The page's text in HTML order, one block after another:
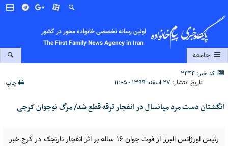
اولین رسانه تخصصی خانواده محور در کشور
The First Family News Agency in Iran
جامعه
کد خبر: 2444
تاریخ انتشار: ۲۷ اسفند ۱۳۹۹ - ۱۱:۰۵ چاپ
انگشتان دست مرد میانسال در انفجار ترقه قطع شد/ مرگ نوجوان کرجی
رئیس اورژانس البرز از فوت جوان ۱۶ ساله بر اثر انفجار نارنجک در کرج خبر